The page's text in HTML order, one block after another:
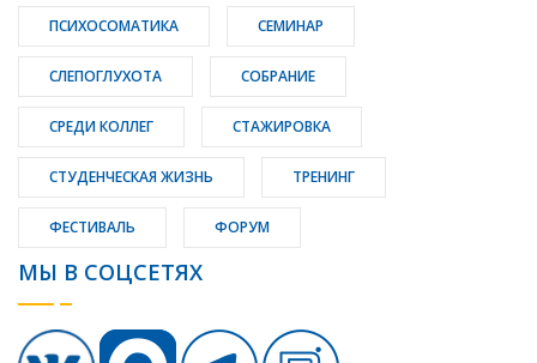
ПСИХОСОМАТИКА СЕМИНАР
СЛЕПОГЛУХОТА СОБРАНИЕ
СРЕДИ КОЛЛЕГ СТАЖИРОВКА
СТУДЕНЧЕСКАЯ ЖИЗНЬ ТРЕНИНГ
ФЕСТИВАЛЬ ФОРУМ
МЫ В СОЦСЕТЯХ